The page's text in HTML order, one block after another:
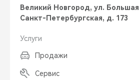
Великий Новгород, ул. Большая
Санкт-Петербургская, д. 173
Услуги
Продажи
Сервис